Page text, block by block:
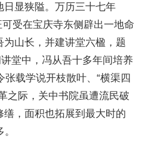
日显狭隘。万历三十七年
受在宝庆寺东侧辟出一地命
山长，并建讲堂六楹，题
堂中，冯从吾十多年间培养
张载学说开枝散叶、“横渠四
之际，关中书院虽遭流民破
，面积也拓展到最大时的